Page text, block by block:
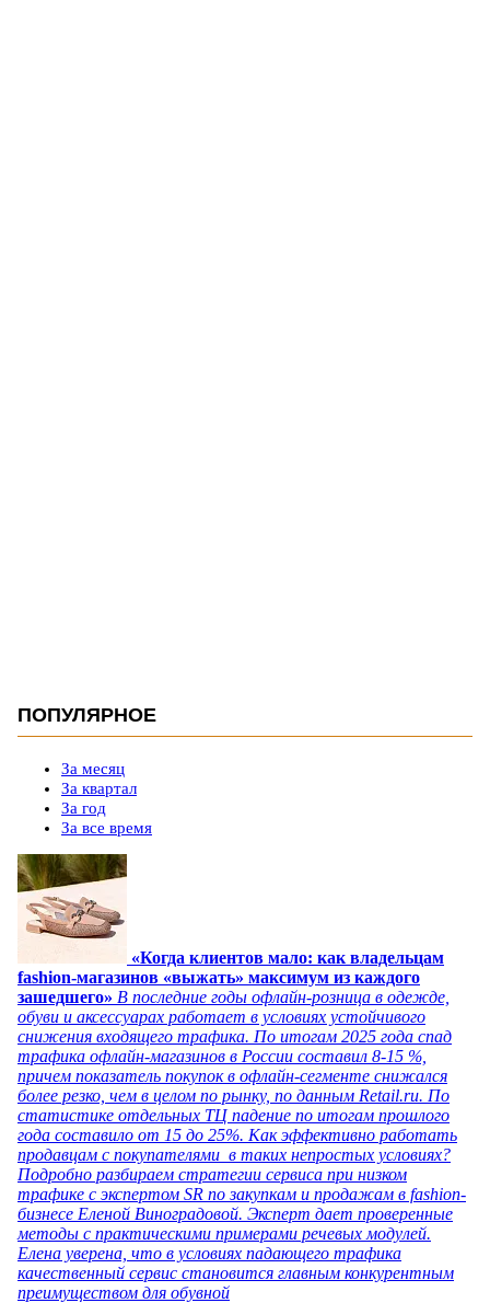
ПОПУЛЯРНОЕ
За месяц
За квартал
За год
За все время
«Когда клиентов мало: как владельцам
fashion-магазинов «выжать» максимум из каждого
зашедшего» В последние годы офлайн-розница в одежде,
обуви и аксессуарах работает в условиях устойчивого
снижения входящего трафика. По итогам 2025 года спад
трафика офлайн-магазинов в России составил 8-15 %,
причем показатель покупок в офлайн-сегменте снижался
более резко, чем в целом по рынку, по данным Retail.ru. По
статистике отдельных ТЦ падение по итогам прошлого
года составило от 15 до 25%. Как эффективно работать
продавцам с покупателями в таких непростых условиях?
Подробно разбираем стратегии сервиса при низком
трафике с экспертом SR по закупкам и продажам в fashion-
бизнесе Еленой Виноградовой. Эксперт дает проверенные
методы с практическими примерами речевых модулей.
Елена уверена, что в условиях падающего трафика
качественный сервис становится главным конкурентным
преимуществом для обувной